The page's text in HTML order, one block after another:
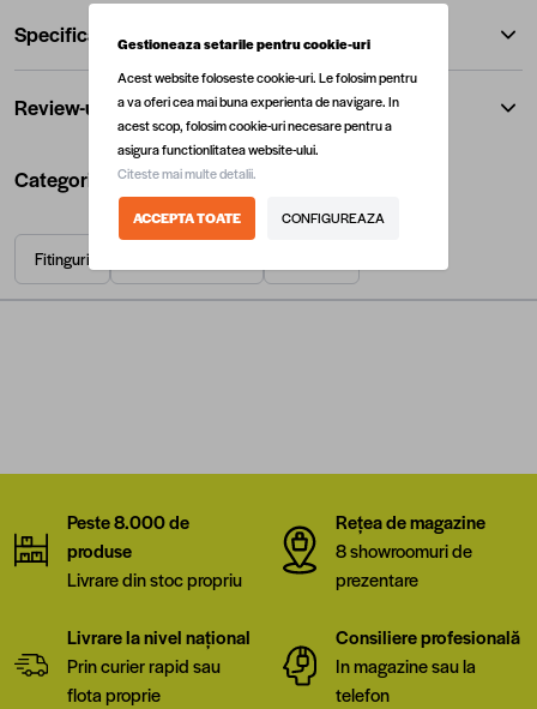
Specificatii
Review-uri
Categorii utile
Fitinguri
Peste 8.000 de
produse
Livrare din stoc propriu
Rețea de magazine
8 showroomuri de
prezentare
Livrare la nivel național
Prin curier rapid sau
flota proprie
Consiliere profesională
In magazine sau la
telefon
Gestioneaza setarile pentru cookie-uri
Acest website foloseste cookie-uri. Le folosim pentru
a va oferi cea mai buna experienta de navigare. In
acest scop, folosim cookie-uri necesare pentru a
asigura functionlitatea website-ului.
Citeste mai multe detalii.
ACCEPTA TOATE CONFIGUREAZA